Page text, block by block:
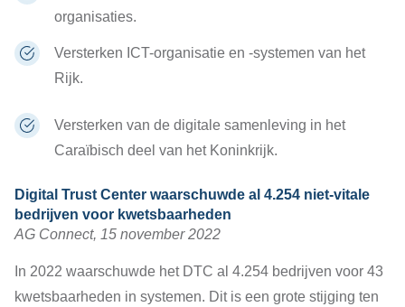
organisaties.
Versterken ICT-organisatie en -systemen van het
Rijk.
Versterken van de digitale samenleving in het
Caraïbisch deel van het Koninkrijk.
Digital Trust Center waarschuwde al 4.254 niet-vitale
bedrijven voor kwetsbaarheden
AG Connect, 15 november 2022
In 2022 waarschuwde het DTC al 4.254 bedrijven voor 43
kwetsbaarheden in systemen. Dit is een grote stijging ten